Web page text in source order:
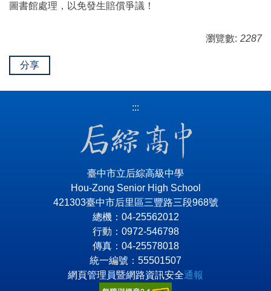
圖書館處理，以免發生賠償爭議！
瀏覽數: 2287
分享
:::
臺中市立后綜高級中學
Hou-Zong Senior High School
421303臺中市后里區三豐路三段968號
總機：04-25562012
行動：0972-546798
傳真：04-25578018
統一編號：55501507
網頁管理員暨網路資訊安全通報